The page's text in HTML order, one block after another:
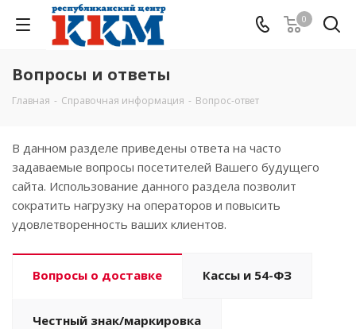
0
Вопросы и ответы
Главная - Справочная информация - Вопрос-ответ
В данном разделе приведены ответа на часто
задаваемые вопросы посетителей Вашего будущего
сайта. Использование данного раздела позволит
сократить нагрузку на операторов и повысить
удовлетворенность ваших клиентов.
Вопросы о доставке Кассы и 54-ФЗ
Честный знак/маркировка